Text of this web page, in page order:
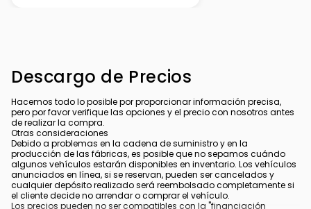
Descargo de Precios
Hacemos todo lo posible por proporcionar información precisa,
pero por favor verifique las opciones y el precio con nosotros antes
de realizar la compra.
Otras consideraciones
Debido a problemas en la cadena de suministro y en la
producción de las fábricas, es posible que no sepamos cuándo
algunos vehículos estarán disponibles en inventario. Los vehículos
anunciados en línea, si se reservan, pueden ser cancelados y
cualquier depósito realizado será reembolsado completamente si
el cliente decide no arrendar o comprar el vehículo.
Los precios pueden no ser compatibles con la "financiación